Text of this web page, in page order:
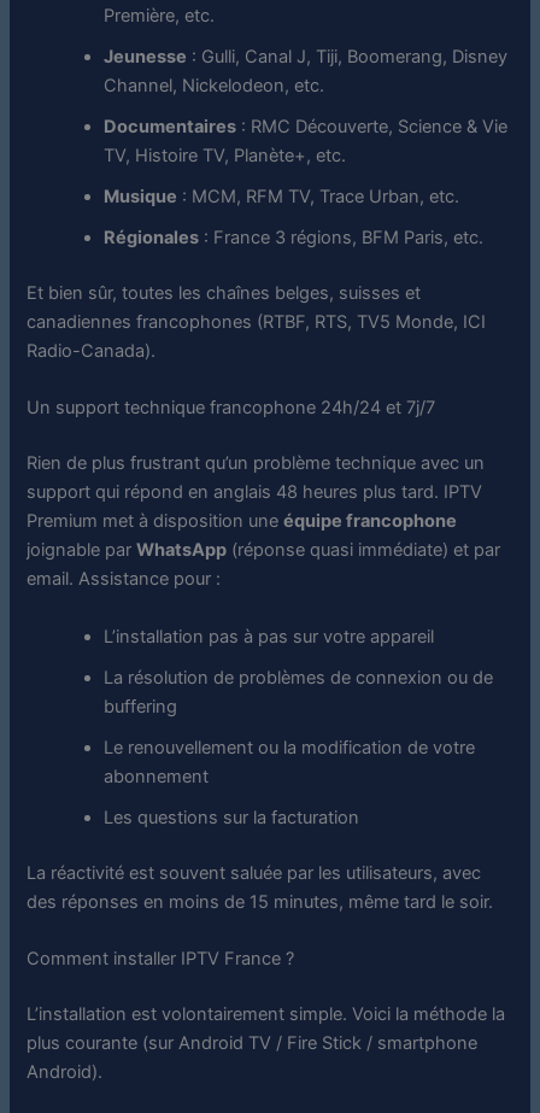
Première, etc.
Jeunesse : Gulli, Canal J, Tiji, Boomerang, Disney
Channel, Nickelodeon, etc.
Documentaires : RMC Découverte, Science & Vie
TV, Histoire TV, Planète+, etc.
Musique : MCM, RFM TV, Trace Urban, etc.
Régionales : France 3 régions, BFM Paris, etc.
Et bien sûr, toutes les chaînes belges, suisses et
canadiennes francophones (RTBF, RTS, TV5 Monde, ICI
Radio-Canada).
Un support technique francophone 24h/24 et 7j/7
Rien de plus frustrant qu’un problème technique avec un
support qui répond en anglais 48 heures plus tard. IPTV
Premium met à disposition uneéquipe francophone
joignable parWhatsApp (réponse quasi immédiate) et par
email. Assistance pour :
L’installation pas à pas sur votre appareil
La résolution de problèmes de connexion ou de
buffering
Le renouvellement ou la modification de votre
abonnement
Les questions sur la facturation
La réactivité est souvent saluée par les utilisateurs, avec
des réponses en moins de 15 minutes, même tard le soir.
Comment installer IPTV France ?
L’installation est volontairement simple. Voici la méthode la
plus courante (sur Android TV / Fire Stick / smartphone
Android).